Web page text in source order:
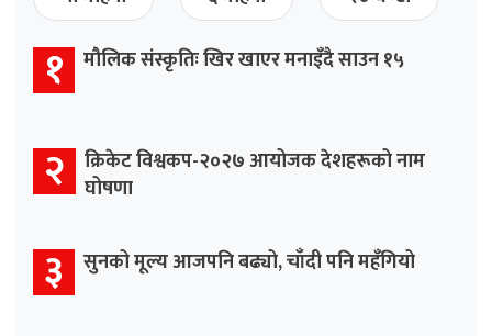
१ मौलिक संस्कृतिः खिर खाएर मनाइँदै साउन १५
२ क्रिकेट विश्वकप-२०२७ आयोजक देशहरूको नाम
घोषणा
३ सुनको मूल्य आजपनि बढ्यो, चाँदी पनि महँगियो